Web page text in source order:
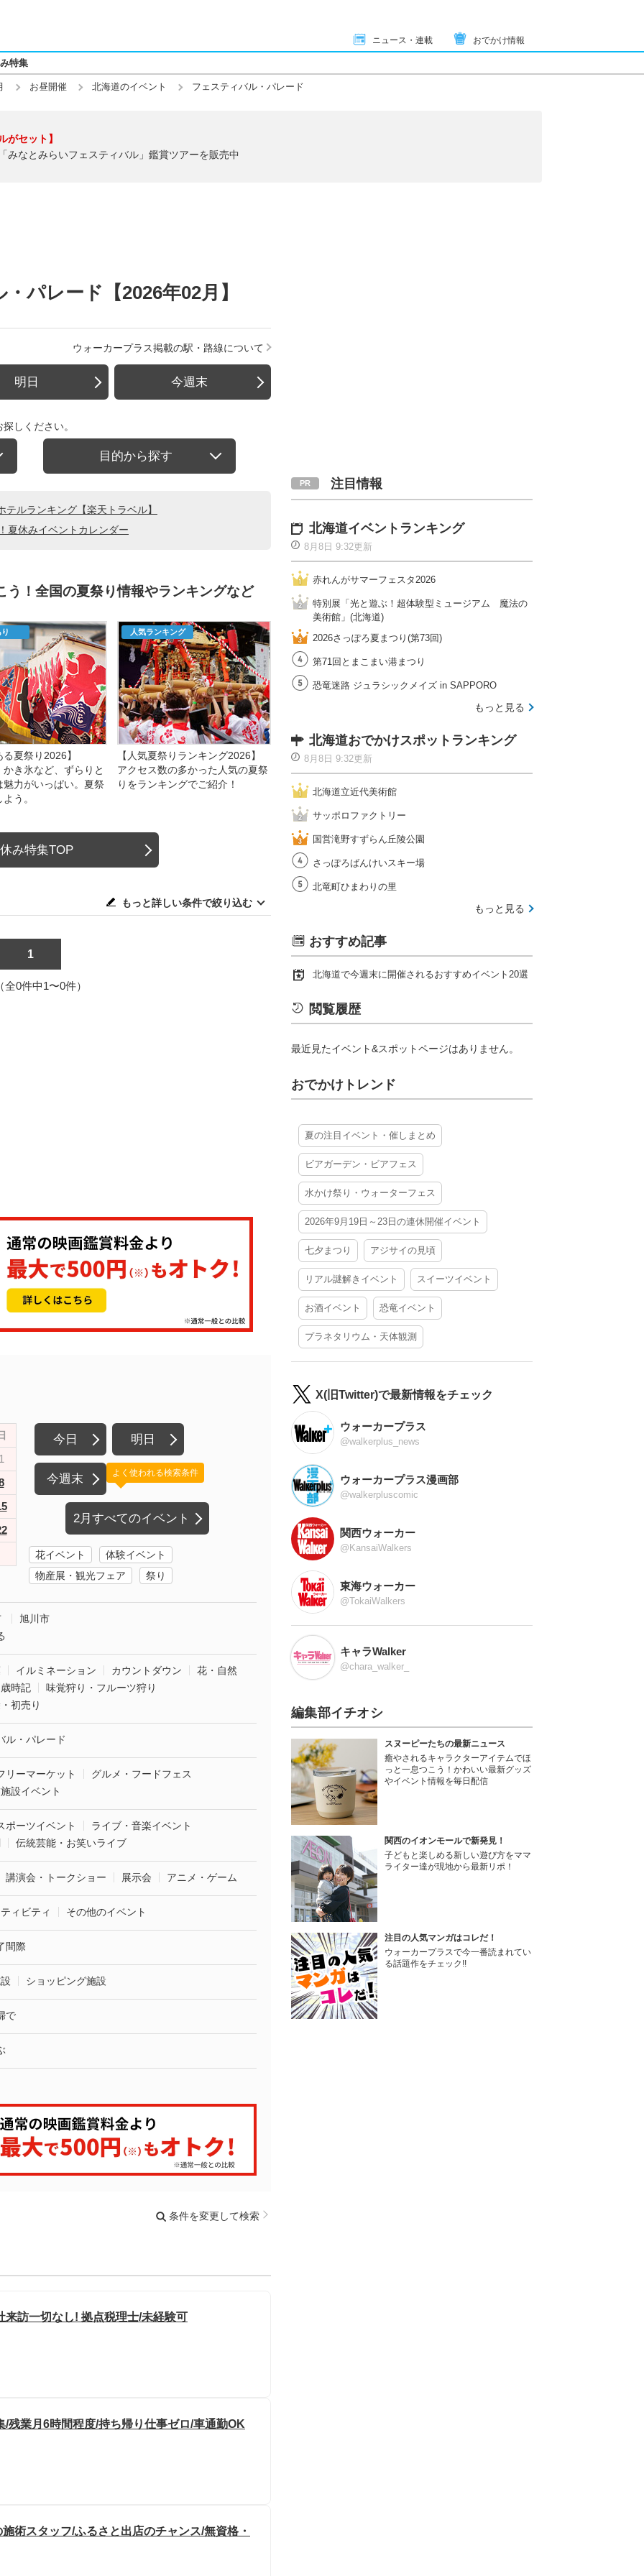
ニュース・連載 おでかけ情報
特集
お昼開催 北海道のイベント フェスティバル・パレード
がセット】
みなとみらいフェスティバル」鑑賞ツアーを販売中
パレード【2026年02月】
ウォーカープラス掲載の駅・路線について
明日 今週末
しください。
目的から探す
ルランキング【楽天トラベル】
夏休みイベントカレンダー
！全国の夏祭り情報やランキングなど
夏祭り2026】
かき氷など、ずらりと
魅力がいっぱい。夏祭
う。
人気ランキング
【人気夏祭りランキング2026】
アクセス数の多かった人気の夏祭
りをランキングでご紹介！
み特集TOP
もっと詳しい条件で絞り込む
1
全0件中1〜0件）
今日 明日
今週末
2月すべてのイベント
よく使われる検索条件
花イベント
体験イベント
物産展・観光フェア
祭り
旭川市
イルミネーション カウントダウン
花・自然
時記
味覚狩り・フルーツ狩り
初売り
ル・パレード
リーマーケット
グルメ・フードフェス
設イベント
ポーツイベント
ライブ・音楽イベント
伝統芸能・お笑いライブ
講演会・トークショー 展示会 アニメ・ゲーム
ィビティ その他のイベント
間際
ショッピング施設
で
条件を変更して検索
訪一切なし! 拠点税理士/未経験可
残業月6時間程度/持ち帰り仕事ゼロ/車通勤OK
術スタッフ/ふるさと出店のチャンス/無資格・
注目情報
北海道イベントランキング
8月8日 9:32更新
赤れんがサマーフェスタ2026
特別展「光と遊ぶ！超体験型ミュージアム 魔法の
美術館」(北海道)
2026さっぽろ夏まつり(第73回)
第71回とまこまい港まつり
恐竜迷路 ジュラシックメイズ in SAPPORO
もっと見る
北海道おでかけスポットランキング
8月8日 9:32更新
北海道立近代美術館
サッポロファクトリー
国営滝野すずらん丘陵公園
さっぽろばんけいスキー場
北竜町ひまわりの里
もっと見る
おすすめ記事
北海道で今週末に開催されるおすすめイベント20選
閲覧履歴
最近見たイベント&スポットページはありません。
おでかけトレンド
夏の注目イベント・催しまとめ
ビアガーデン・ビアフェス
水かけ祭り・ウォーターフェス
2026年9月19日～23日の連休開催イベント
七夕まつり アジサイの見頃
リアル謎解きイベント スイーツイベント
お酒イベント 恐竜イベント
プラネタリウム・天体観測
X(旧Twitter)で最新情報をチェック
ウォーカープラス
@walkerplus_news
ウォーカープラス漫画部
@walkerpluscomic
関西ウォーカー
@KansaiWalkers
東海ウォーカー
@TokaiWalkers
キャラWalker
@chara_walker_
編集部イチオシ
スヌーピーたちの最新ニュース
癒やされるキャラクターアイテムでほ
っと一息つこう！かわいい最新グッズ
やイベント情報を毎日配信
関西のイオンモールで新発見！
子どもと楽しめる新しい遊び方をママ
ライター達が現地から最新リポ！
注目の人気マンガはコレだ！
ウォーカープラスで今一番読まれてい
る話題作をチェック!!